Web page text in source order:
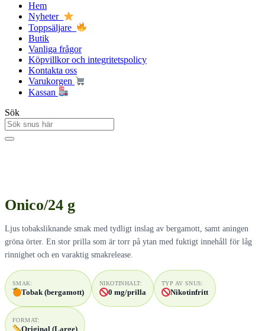
Hem
Nyheter
Toppsäljare
Butik
Vanliga frågor
Köpvillkor och integritetspolicy
Kontakta oss
Varukorgen
Kassan
Sök
Onico/24 g
Ljus tobaksliknande smak med tydligt inslag av bergamott, samt aningen
gröna örter. En stor prilla som är torr på ytan med fuktigt innehåll för låg
rinnighet och en varaktig smakrelease.
SMAK:
Tobak (bergamott)
NIKOTINHALT:
0 mg/prilla
TYP AV SNUS:
Nikotinfritt
FORMAT:
Original (Large)